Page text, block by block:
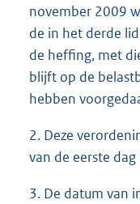
november 2009
de in het derde
de heffing, met
blijft op de
hebben
2. Deze
van de eerste
3. De datum van